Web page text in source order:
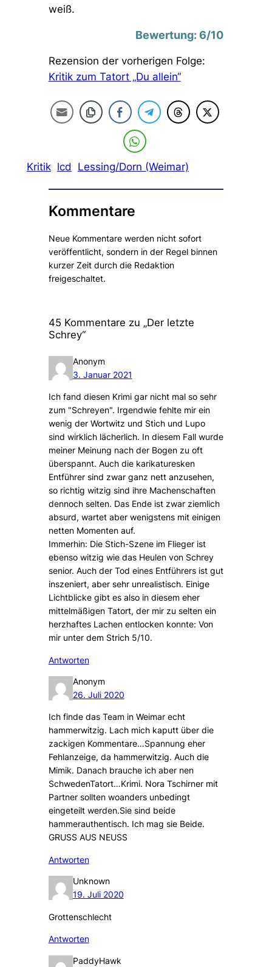
weiß.
Bewertung: 6/10
Rezension der vorherigen Folge:
Kritik zum Tatort „Du allein“
Kritik lcd Lessing/Dorn (Weimar)
Kommentare
Neue Kommentare werden nicht sofort
veröffentlicht, sondern in der Regel binnen
kurzer Zeit durch die Redaktion
freigeschaltet.
45 Kommentare zu „Der letzte
Schrey“
Anonym
3. Januar 2021
Ich fand diesen Krimi gar nicht mal so sehr
zum "Schreyen". Irgendwie fehlte mir ein
wenig der Wortwitz und Stich und Lupo
sind wirklich lächerlich. In diesem Fall wurde
meiner Meinung nach der Bogen zu oft
überspannt. Auch die karikaturesken
Entführer sind zwar ganz nett anzusehen,
so richtig witzig sind ihre Machenschaften
dennoch selten. Das Ende ist zwar ziemlich
absurd, wartet aber wenigstens mit einigen
netten Momenten auf.
Immerhin: Die Stich-Szene im Flieger ist
ebenso witzig wie das Heulen von Schrey
senior. Auch der Tod eines Entführers ist gut
inszeniert, aber sehr unrealistisch. Einige
Lichtblicke gibt es also in diesem eher
mittelmäßigen Tatort, der mir zu selten ein
herzhaftes Lachen entlocken konnte: Von
mir unter dem Strich 5/10.
Antworten
Anonym
26. Juli 2020
Ich finde das Team in Weimar echt
hammerwitzig. Lach mich kaputt über die
zackigen Kommentare…Spannung eher
Fehlanzeige, da hammerwitzig. Auch die
Mimik. Danach brauche ich aber nen
SchwedenTatort…Krimi. Nora Tschirner mit
Partner sollten woanders unbedingt
eingeteilt werden.Sie sind beide
hammerauthentisch. Ich mag sie Beide.
GRUSS AUS NEUSS
Antworten
Unknown
19. Juli 2020
Grottenschlecht
Antworten
PaddyHawk